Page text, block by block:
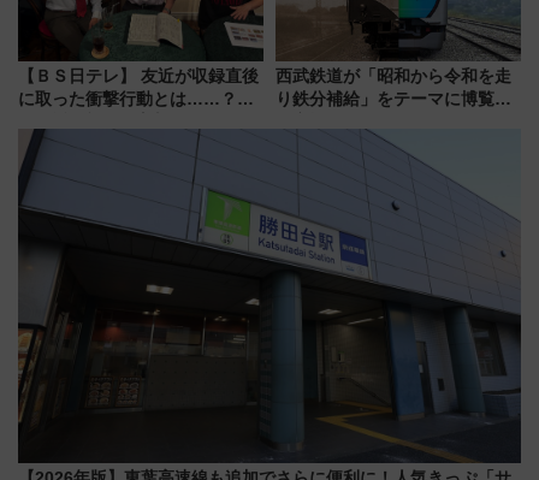
【ＢＳ日テレ】 友近が収録直後
に取った衝撃行動とは……？
で極上の夏祭り鉄道旅を放送
西武鉄道が「昭和から令和を走
り鉄分補給」をテーマに博覧会
14日から 新車両「トキイロ」体
験ブースも アクセスや申込方法